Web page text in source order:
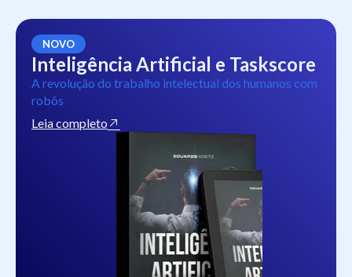
NOVO
Inteligência Artificial e Taskscore
A revolução do trabalho intelectual dos humanos com
robôs
Leia completo